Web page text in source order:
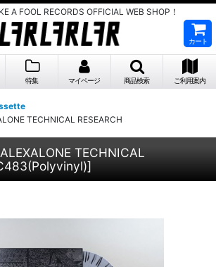
A FOOL RECORDS OFFICIAL WEB SHOP！
カート
特集 マイページ 商品検索 ご利用案内
TECHNICAL RESEARCH
TECHNICAL
]